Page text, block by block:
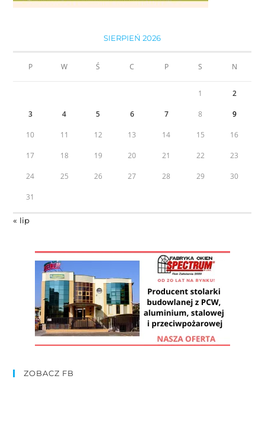
SIERPIEŃ 2026
P W Ś C P S N
1 2
3 4 5 6 7 8 9
10 11 12 13 14 15 16
17 18 19 20 21 22 23
24 25 26 27 28 29 30
31
« lip
ZOBACZ FB